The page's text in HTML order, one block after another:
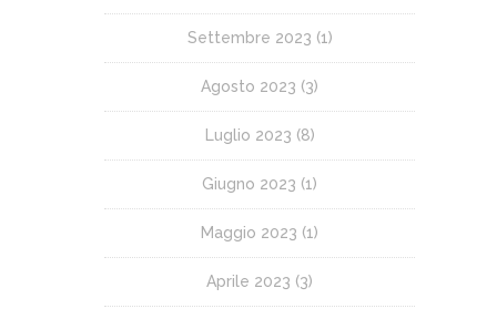
Settembre 2023 (1)
Agosto 2023 (3)
Luglio 2023 (8)
Giugno 2023 (1)
Maggio 2023 (1)
Aprile 2023 (3)